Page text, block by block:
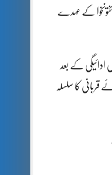
کے عہدے
ادائیگی کے بعد
قربانی کا سلسلہ